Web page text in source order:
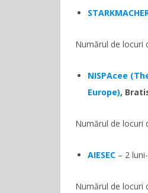
Numărul de locuri
NISPAcee
Europe),
Numărul de locuri
AIESEC – 2
Numărul de locuri